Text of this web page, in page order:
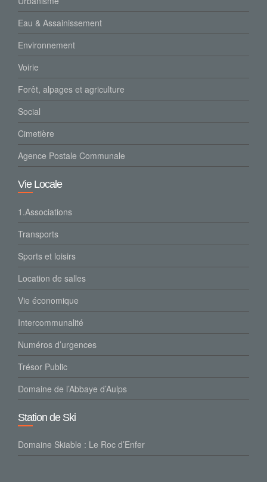
Eau & Assainissement
Environnement
Voirie
Forêt, alpages et agriculture
Social
Cimetière
Agence Postale Communale
Vie Locale
1.Associations
Transports
Sports et loisirs
Location de salles
Vie économique
Intercommunalité
Numéros d’urgences
Trésor Public
Domaine de l’Abbaye d’Aulps
Station de Ski
Domaine Skiable : Le Roc d’Enfer